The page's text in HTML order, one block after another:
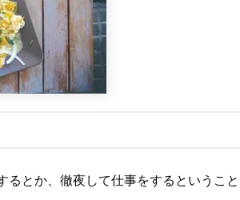
るとか、徹夜して仕事をするということ